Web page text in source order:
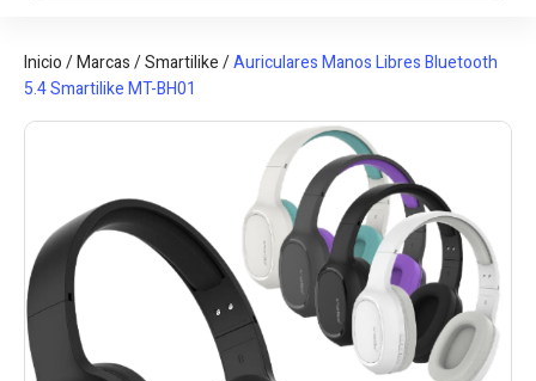
Inicio/Marcas/Smartilike/Auriculares Manos Libres Bluetooth
5.4 Smartilike MT-BH01